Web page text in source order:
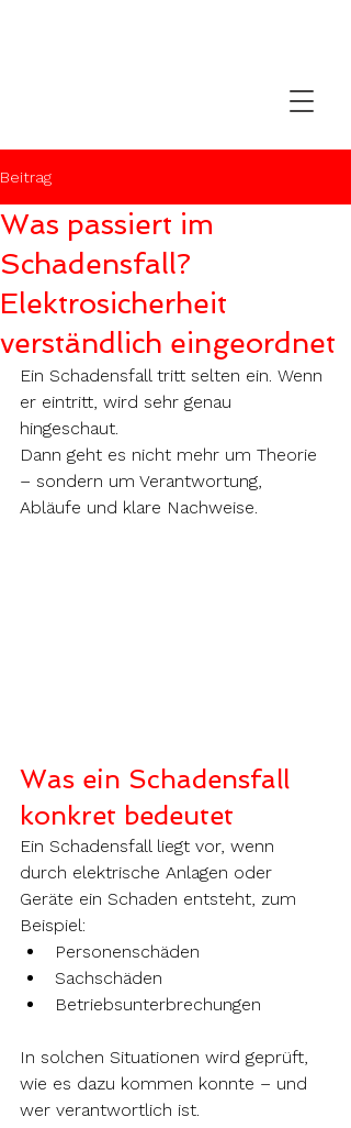
Beitrag
Was passiert im
Schadensfall?
Elektrosicherheit
verständlich eingeordnet
Ein Schadensfall tritt selten ein. Wenn
er eintritt, wird sehr genau
hingeschaut.
Dann geht es nicht mehr um Theorie
– sondern um Verantwortung,
Abläufe und klare Nachweise.
Was ein Schadensfall
konkret bedeutet
Ein Schadensfall liegt vor, wenn
durch elektrische Anlagen oder
Geräte ein Schaden entsteht, zum
Beispiel:
Personenschäden
Sachschäden
Betriebsunterbrechungen
In solchen Situationen wird geprüft,
wie es dazu kommen konnte – und
wer verantwortlich ist.